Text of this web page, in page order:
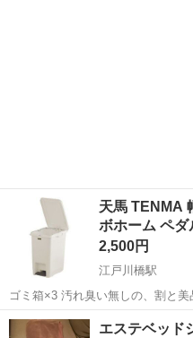
天馬 TENMA
ボホーム ペ
2,500円
江戸川橋駅
ゴミ箱×3 汚れ臭い無しの、
東京 新宿区
エステベッド